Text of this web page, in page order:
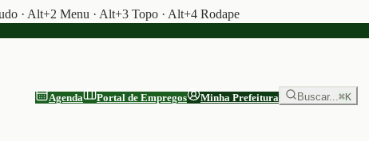
· Alt+2 Menu · Alt+3 Topo · Alt+4 Rodape
Agenda Portal de Empregos Minha Prefeitura Buscar...⌘K